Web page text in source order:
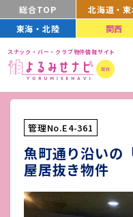
総合TOP 北海道・
東海・北陸
関西
スナック・バー・クラブ物件情報サイト
管理No.E4-361
魚町通り沿いの
屋居抜き物件